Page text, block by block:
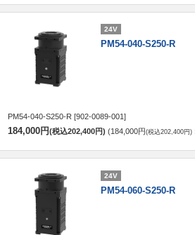
24V
PM54-040-S250-R
PM54-040-S250-R [902-0089-001]
184,000円(税込202,400円) 184,000円(税込202,400円)
24V
PM54-060-S250-R